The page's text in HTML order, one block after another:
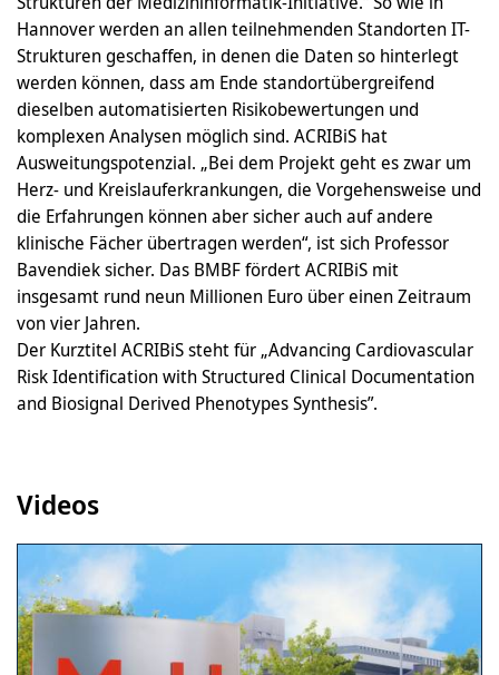
Hannover werden an allen teilnehmenden Standorten IT-
Strukturen geschaffen, in denen die Daten so hinterlegt
werden können, dass am Ende standortübergreifend
dieselben automatisierten Risikobewertungen und
komplexen Analysen möglich sind. ACRIBiS hat
Ausweitungspotenzial. „Bei dem Projekt geht es zwar um
Herz- und Kreislauferkrankungen, die Vorgehensweise und
die Erfahrungen können aber sicher auch auf andere
klinische Fächer übertragen werden“, ist sich Professor
Bavendiek sicher. Das BMBF fördert ACRIBiS mit
insgesamt rund neun Millionen Euro über einen Zeitraum
von vier Jahren.
Der Kurztitel ACRIBiS steht für „Advancing Cardiovascular
Risk Identification with Structured Clinical Documentation
and Biosignal Derived Phenotypes Synthesis”.
Videos